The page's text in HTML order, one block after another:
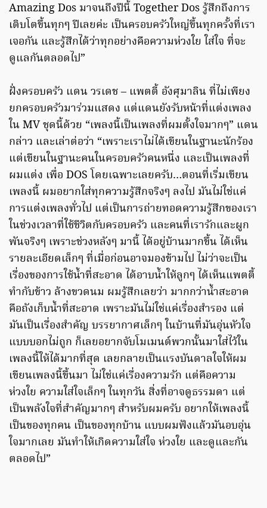
Amazing Dos มาจนถึงปีนี้ Together Dos รู้สึกถึงการ
เติบโตขึ้นทุกๆ ปีเลยค่ะ เป็นครอบครัวใหญ่ขึ้นทุกครั้งที่เรา
เจอกัน และรู้สึกได้ว่าทุกอย่างคือความห่วงใย ใส่ใจ ที่จะ
ดูแลกันตลอดไป”
ฝั่งครอบครัว แดน วรเดช – แพตตี้ อังศุมาลิน ที่ไม่เพียง
ยกครอบครัวมาร่วมแสดง แต่แดนยังรับหน้าที่แต่งเพลง
ใน MV ชุดนี้ด้วย “เพลงนี้เป็นเพลงที่ผมตั้งใจมากๆ” แดน
กล่าว และเล่าต่อว่า “เพราะเราไม่ได้เขียนในฐานะนักร้อง
แต่เขียนในฐานะคนในครอบครัวคนหนึ่ง และเป็นเพลงที่
ผมแต่ง เพื่อ DOS โดยเฉพาะเลยครับ…ตอนที่เริ่มเขียน
เพลงนี้ ผมอยากใส่ทุกความรู้สึกจริงๆ ลงไป มันไม่ใช่แค่
การแต่งเพลงทั่วไป แต่เป็นการถ่ายทอดความรู้สึกของเรา
ในช่วงเวลาที่ใช้ชีวิตกับครอบครัว และคนที่เรารักและผูก
พันจริงๆ เพราะช่วงหลังๆ มานี้ ได้อยู่บ้านมากขึ้น ได้เห็น
รายละเอียดเล็กๆ ที่เมื่อก่อนอาจมองข้ามไป ไม่ว่าจะเป็น
เรื่องของการใช้น้ำที่สะอาด ได้อาบน้ำให้ลูกๆ ได้เห็นแพตตี้
ทำกับข้าว ล้างขวดนม ผมรู้สึกเลยว่า มากกว่าน้ำสะอาด
คือถังเก็บน้ำที่สะอาด เพราะมันไม่ใช่แค่เรื่องสำรอง แต่
มันเป็นเรื่องสำคัญ บรรยากาศเล็กๆ ในบ้านที่มันอุ่นหัวใจ
แบบบอกไม่ถูก ก็เลยอยากจับโมเมนต์พวกนั้นมาใส่ไว้ใน
เพลงนี้ให้ได้มากที่สุด เลยกลายเป็นแรงบันดาลใจให้ผม
เขียนเพลงนี้ขึ้นมา ไม่ใช่แค่เรื่องความรัก แต่คือความ
ห่วงใย ความใส่ใจเล็กๆ ในทุกวัน สิ่งที่อาจดูธรรมดา แต่
เป็นพลังใจที่สำคัญมากๆ สำหรับผมครับ อยากให้เพลงนี้
เป็นของทุกคน เป็นของทุกบ้าน แบบผมฟังแล้วมันอบอุ่น
ใจมากเลย มันทำให้เกิดความใส่ใจ ห่วงใย และดูและกัน
ตลอดไป”